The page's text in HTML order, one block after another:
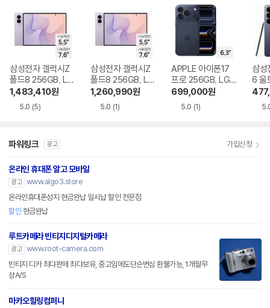
삼성전자 갤럭시Z
폴드8 256GB, LG
U+ 기기변경 완납
1,483,410원
5.0 (5)
삼성전자 갤럭시Z
폴드8 256GB, LG
U+ 번호이동 완납
1,260,990원
5.0 (1)
APPLE 아이폰17
프로 256GB, LG U
+ 번호이동 완납
699,000원
5.0 (1)
삼성
6 울
LG
파워링크 광고 가입신청
온라인 휴대폰 알고 모바일
광고 www.algo3.store
온라인휴대폰성지 현금완납 일시납 할인 전문점
할인 현금완납
루트카메라 빈티지디지털카메라
광고 www.root-camera.com
빈티지 디카 최댜판매 최댜보유, 중고임에도단순변심 환불가능, 1개월무
상A/S
마카오힐링컴퍼니